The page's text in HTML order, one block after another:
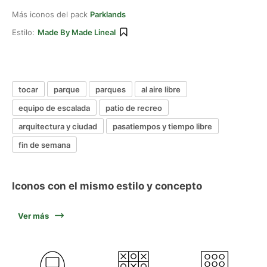
Más iconos del pack Parklands
Estilo: Made By Made Lineal
tocar parque parques
al aire libre
equipo de escalada
patio de recreo
arquitectura y ciudad
pasatiempos y tiempo libre
fin de semana
Iconos con el mismo estilo y concepto
Ver más